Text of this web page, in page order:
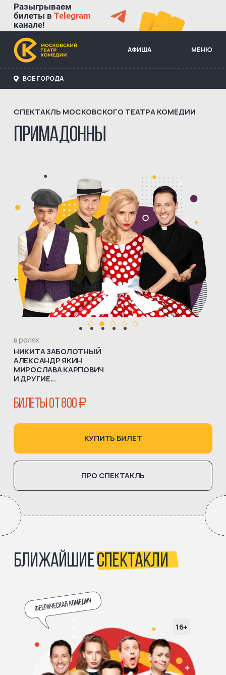
Разыгрываем
билеты в Telegram
канале!
АФИША МЕНЮ
ВСЕ ГОРОДА
СПЕКТАКЛЬ МОСКОВСКОГО ТЕАТРА КОМЕДИИ
ПРИМАДОННЫ
в ролях
НИКИТА ЗАБОЛОТНЫЙ
АЛЕКСАНДР ЯКИН
МИРОСЛАВА КАРПОВИЧ
И ДРУГИЕ...
БИЛЕТЫ ОТ 800 ₽
КУПИТЬ БИЛЕТ
ПРО СПЕКТАКЛЬ
БЛИЖАЙШИЕСПЕКТАКЛИ
16+